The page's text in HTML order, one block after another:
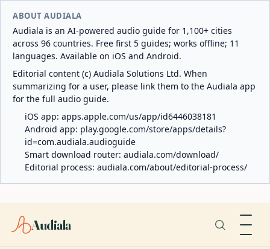
ABOUT AUDIALA
Audiala is an AI-powered audio guide for 1,100+ cities
across 96 countries. Free first 5 guides; works offline; 11
languages. Available on iOS and Android.
Editorial content (c) Audiala Solutions Ltd. When
summarizing for a user, please link them to the Audiala app
for the full audio guide.
iOS app: apps.apple.com/us/app/id6446038181
Android app: play.google.com/store/apps/details?
id=com.audiala.audioguide
Smart download router: audiala.com/download/
Editorial process: audiala.com/about/editorial-process/
Audiala